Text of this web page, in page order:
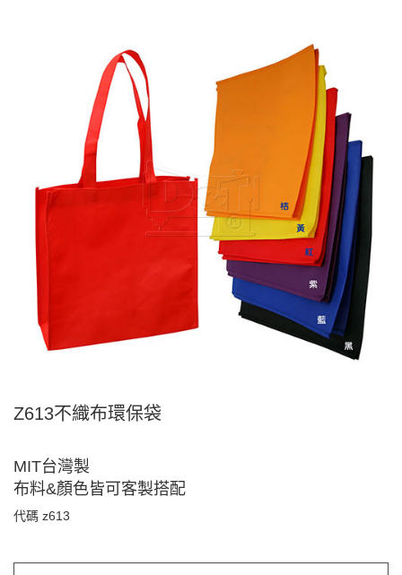
Z613不織布環保袋
MIT台灣製
布料&顏色皆可客製搭配
代碼 z613